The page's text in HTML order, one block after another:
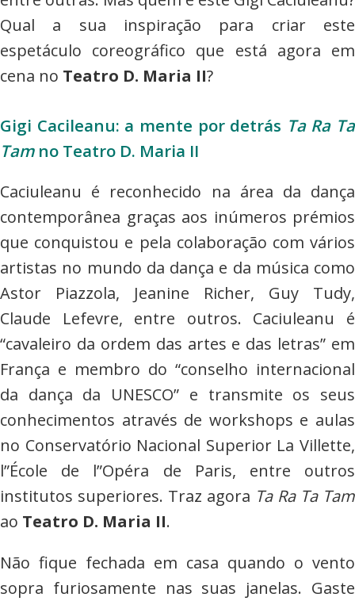
Qual a sua inspiração para criar este
espetáculo coreográfico que está agora em
cena no Teatro D. Maria II?
Gigi Cacileanu: a mente por detrás Ta Ra Ta
Tamno Teatro D. Maria II
Caciuleanu é reconhecido na área da dança
contemporânea graças aos inúmeros prémios
que conquistou e pela colaboração com vários
artistas no mundo da dança e da música como
Astor Piazzola, Jeanine Richer, Guy Tudy,
Claude Lefevre, entre outros. Caciuleanu é
“cavaleiro da ordem das artes e das letras” em
França e membro do “conselho internacional
da dança da UNESCO” e transmite os seus
conhecimentos através de workshops e aulas
no Conservatório Nacional Superior La Villette,
l”École de l”Opéra de Paris, entre outros
institutos superiores. Traz agora Ta Ra Ta Tam
ao Teatro D. Maria II.
Não fique fechada em casa quando o vento
sopra furiosamente nas suas janelas. Gaste